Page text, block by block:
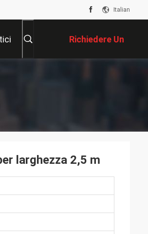
Italian
Richiedere Un
Preventivo
larghezza 2,5 m